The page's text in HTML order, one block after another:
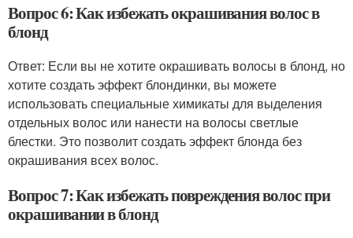
Вопрос 6: Как избежать окрашивания волос в
блонд
Ответ: Если вы не хотите окрашивать волосы в блонд, но
хотите создать эффект блондинки, вы можете
использовать специальные химикаты для выделения
отдельных волос или нанести на волосы светлые
блестки. Это позволит создать эффект блонда без
окрашивания всех волос.
Вопрос 7: Как избежать повреждения волос при
окрашивании в блонд